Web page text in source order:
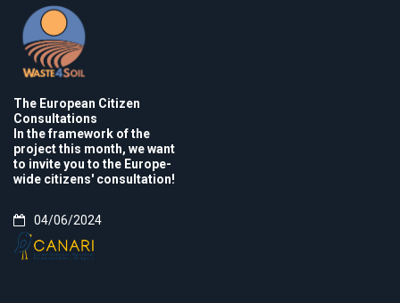
The European Citizen
Consultations
In the framework of the
project this month, we want
to invite you to the Europe-
wide citizens' consultation!
04/06/2024